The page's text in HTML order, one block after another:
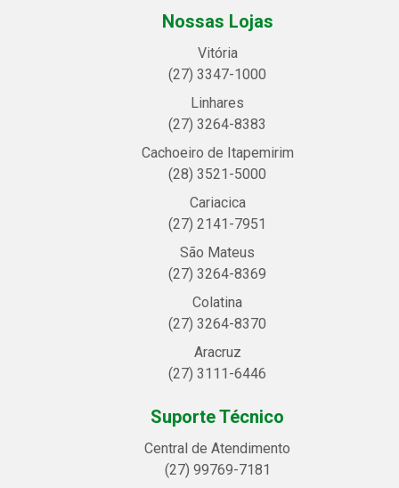
Nossas Lojas
Vitória
(27) 3347-1000
Linhares
(27) 3264-8383
Cachoeiro de Itapemirim
(28) 3521-5000
Cariacica
(27) 2141-7951
São Mateus
(27) 3264-8369
Colatina
(27) 3264-8370
Aracruz
(27) 3111-6446
Suporte Técnico
Central de Atendimento
(27) 99769-7181